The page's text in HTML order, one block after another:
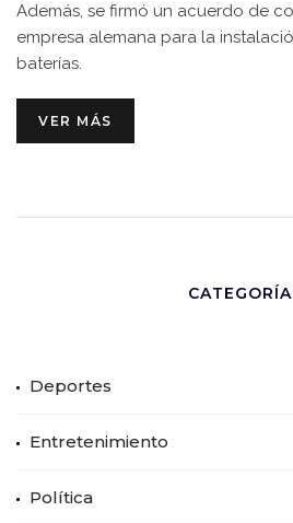
Además, se firmó un acuerdo de
empresa alemana para la
baterías.
VER MÁS
Deportes
Entretenimiento
Política